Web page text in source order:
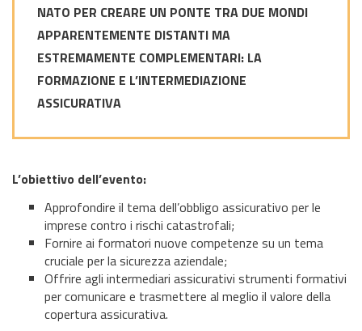
NATO PER CREARE UN PONTE TRA DUE MONDI
APPARENTEMENTE DISTANTI MA
ESTREMAMENTE COMPLEMENTARI: LA
FORMAZIONE E L’INTERMEDIAZIONE
ASSICURATIVA
L’obiettivo dell’evento:
Approfondire il tema dell’obbligo assicurativo per le
imprese contro i rischi catastrofali;
Fornire ai formatori nuove competenze su un tema
cruciale per la sicurezza aziendale;
Offrire agli intermediari assicurativi strumenti formativi
per comunicare e trasmettere al meglio il valore della
copertura assicurativa.